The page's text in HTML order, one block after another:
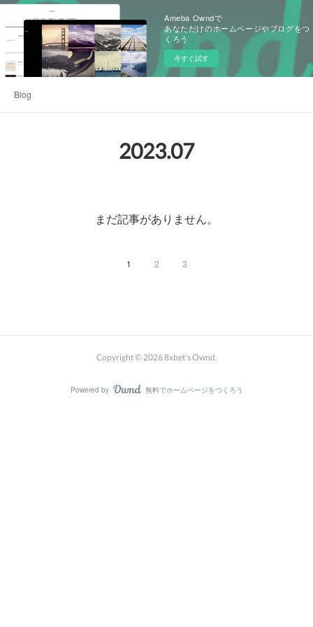
Ameba Owndで
あなただけのホームページやブログをつ
くろう
今すぐ試す
Blog
2023.07
まだ記事がありません。
1 2 3
Copyright © 20268xbet's Ownd.
Powered by AmebaOwnd
無料でホームページをつくろう